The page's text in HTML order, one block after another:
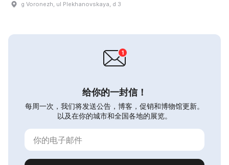
g Voronezh, ul Plekhanovskaya, d 3
给你的一封信！
每周一次，我们将发送公告，博客，促销和博物馆更新。
以及在你的城市和全国各地的展览。